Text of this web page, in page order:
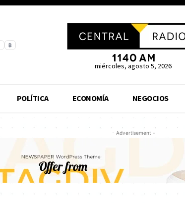
₿
miércoles, agosto 5, 2026
POLÍTICA ECONOMÍA NEGOCIOS
- Advertisement -